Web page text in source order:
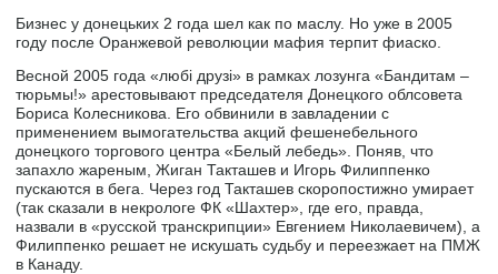
Бизнес у донецьких 2 года шел как по маслу. Но уже в 2005
году после Оранжевой революции мафия терпит фиаско.
Весной 2005 года «любі друзі» в рамках лозунга «Бандитам –
тюрьмы!» арестовывают председателя Донецкого облсовета
Бориса Колесникова. Его обвинили в завладении с
применением вымогательства акций фешенебельного
донецкого торгового центра «Белый лебедь». Поняв, что
запахло жареным, Жиган Такташев и Игорь Филиппенко
пускаются в бега. Через год Такташев скоропостижно умирает
(так сказали в некрологе ФК «Шахтер», где его, правда,
назвали в «русской транскрипции» Евгением Николаевичем), а
Филиппенко решает не искушать судьбу и переезжает на ПМЖ
в Канаду.